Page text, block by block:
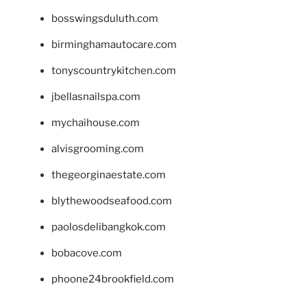
bosswingsduluth.com
birminghamautocare.com
tonyscountrykitchen.com
jbellasnailspa.com
mychaihouse.com
alvisgrooming.com
thegeorginaestate.com
blythewoodseafood.com
paolosdelibangkok.com
bobacove.com
phoone24brookfield.com